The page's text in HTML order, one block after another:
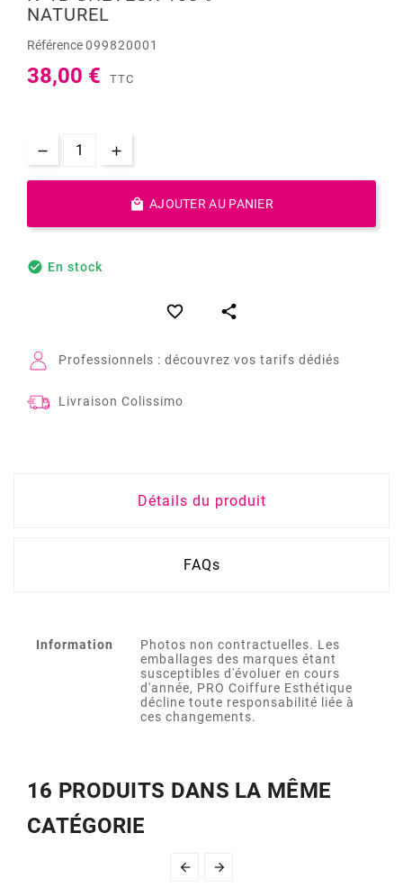
NATUREL
Référence099820001
38,00 € TTC
 AJOUTER AU PANIER
 En stock
 
Professionnels : découvrez vos tarifs dédiés
Livraison Colissimo
Détails du produit
FAQs
Information
Photos non contractuelles. Les
emballages des marques étant
susceptibles d'évoluer en cours
d'année, PRO Coiffure Esthétique
décline toute responsabilité liée à
ces changements.
16 PRODUITS DANS LA MÊME
CATÉGORIE
 